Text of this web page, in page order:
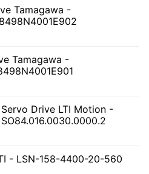
Tamagawa -
Tamagawa -
Servo Drive LTI Motion -
SO84.016.0030.0000.2
- LSN-158-4400-20-560